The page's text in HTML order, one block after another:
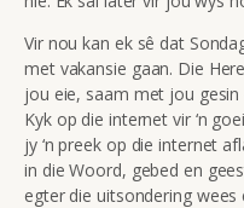
Vir nou kan ek sê dat
met vakansie gaan. Die
jou eie, saam met jou
Kyk op die internet vir ‘n
jy ‘n preek op die internet
in die Woord, gebed en
egter die uitsondering wees